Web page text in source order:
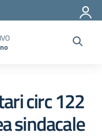
circ 122
sindacale